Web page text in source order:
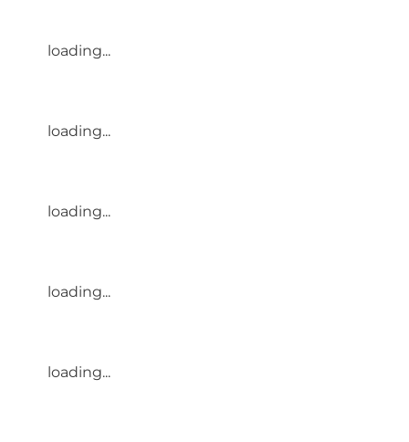
loading...
loading...
loading...
loading...
loading...